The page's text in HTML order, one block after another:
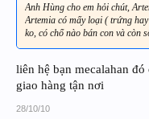
Anh Hùng cho em hỏi chút,
Artemia có mấy loại ( trứng
ko, có chổ nào bán con và còn
liên hệ bạn mecalahan
giao hàng tận nơi
28/10/10